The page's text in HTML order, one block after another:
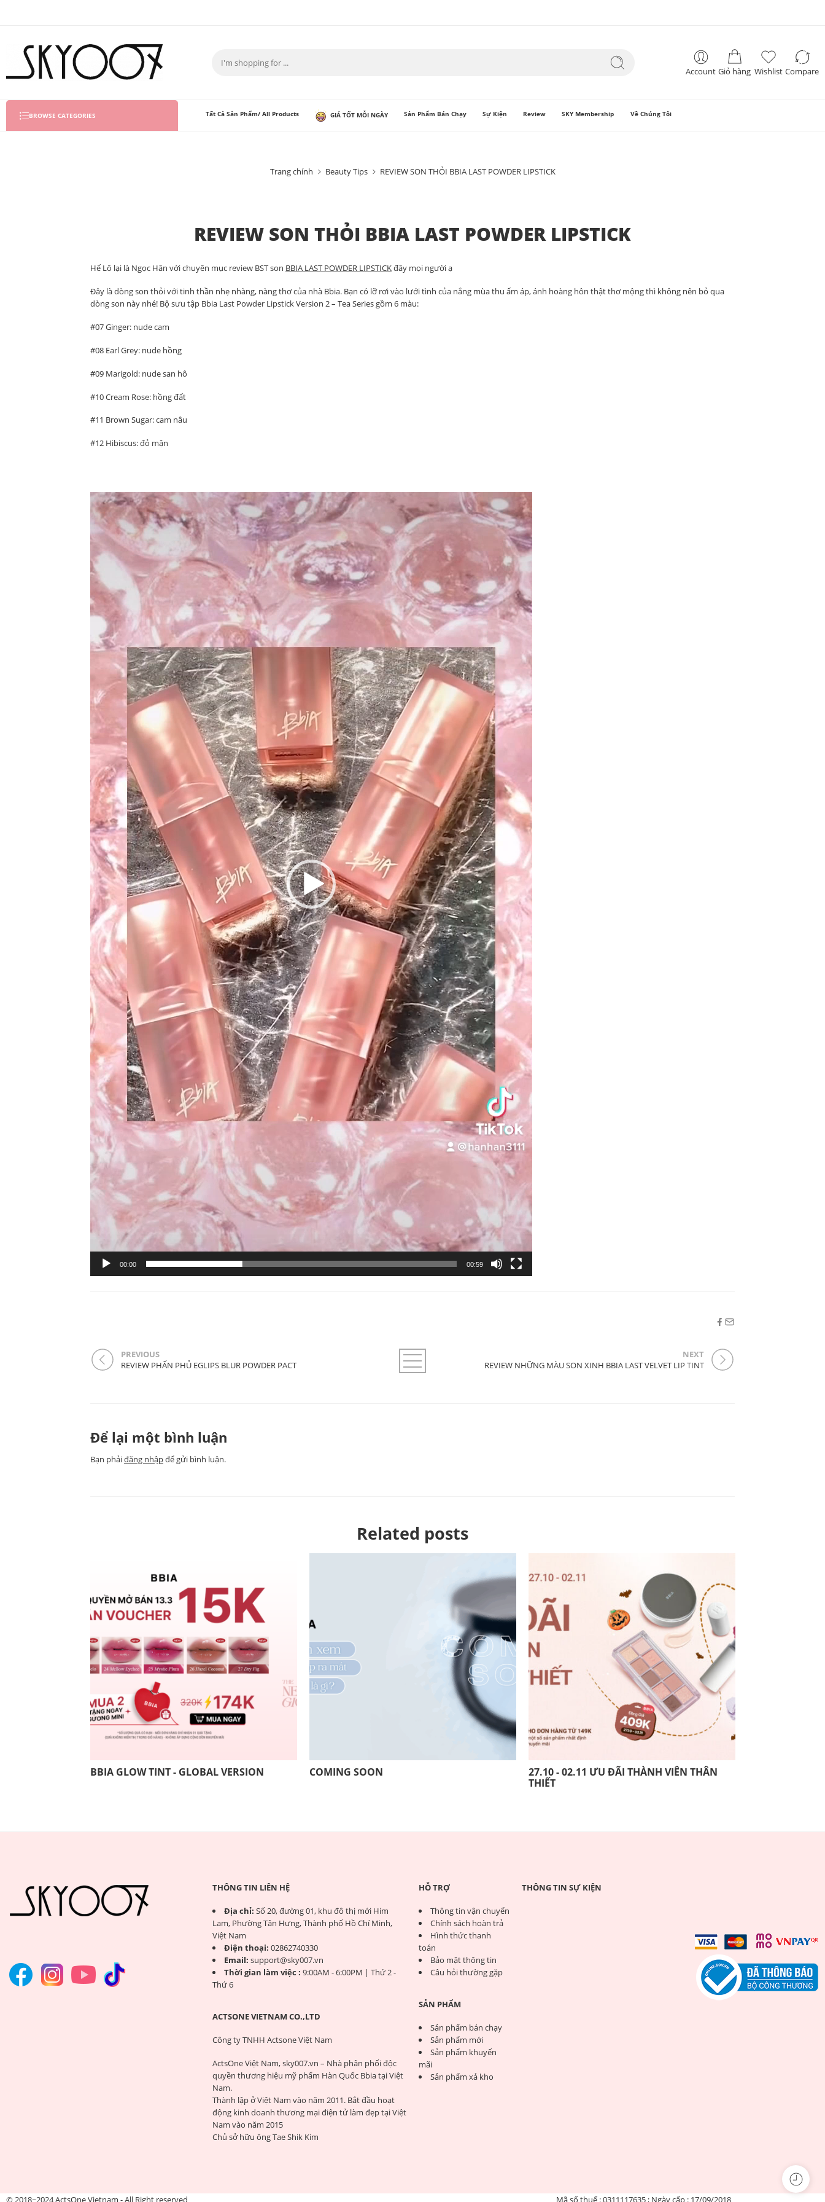
Account Giỏ hàng Wishlist Compare
BROWSE CATEGORIES Tất Cả Sản Phẩm/ All Products GIÁ TỐT MỖI NGÀY Sản Phẩm Bán Chạy Sự Kiện Review SKY Membership Về Chúng Tôi
Trang chính Beauty Tips REVIEW SON THỎI BBIA LAST POWDER LIPSTICK
REVIEW SON THỎI BBIA LAST POWDER LIPSTICK
Hế Lô lại là Ngọc Hân với chuyên mục review BST son BBIA LAST POWDER LIPSTICKđây mọi người ạ
Đây là dòng son thỏi với tinh thần nhẹ nhàng, nàng thơ của nhà Bbia. Bạn có lỡ rơi vào lưới tình của nắng mùa thu ấm áp, ánh hoàng hôn thật thơ mộng thì không nên bỏ qua
dòng son này nhé! Bộ sưu tập Bbia Last Powder Lipstick Version 2 – Tea Series gồm 6 màu:
#07 Ginger: nude cam
#08 Earl Grey: nude hồng
#09 Marigold: nude san hô
#10 Cream Rose: hồng đất
#11 Brown Sugar: cam nâu
#12 Hibiscus: đỏ mận
Trình
chơi
Video
00:00 00:59
PREVIOUS
REVIEW PHẤN PHỦ EGLIPS BLUR POWDER PACT
NEXT
REVIEW NHỮNG MÀU SON XINH BBIA LAST VELVET LIP TINT
Để lại một bình luận
Bạn phảiđăng nhậpđể gửi bình luận.
Related posts
BBIA GLOW TINT - GLOBAL VERSION COMING SOON
27.10 - 02.11 ƯU ĐÃI THÀNH VIÊN THÂN
THIẾT
THÔNG TIN LIÊN HỆ
Địa chỉ: Số 20, đường 01, khu đô thị mới Him
Lam, Phường Tân Hưng, Thành phố Hồ Chí Minh,
Việt Nam
Điện thoại: 02862740330
Email: support@sky007.vn
Thời gian làm việc : 9:00AM - 6:00PM | Thứ 2 -
Thứ 6
ACTSONE VIETNAM CO.,LTD
Công ty TNHH Actsone Việt Nam
ActsOne Việt Nam, sky007.vn – Nhà phân phối độc
quyền thương hiệu mỹ phẩm Hàn Quốc Bbia tại Việt
Nam.
Thành lập ở Việt Nam vào năm 2011. Bắt đầu hoạt
động kinh doanh thương mại điện tử làm đẹp tại Việt
Nam vào năm 2015
Chủ sở hữu ông Tae Shik Kim
HỖ TRỢ
Thông tin vận chuyển
Chính sách hoàn trả
Hình thức thanh
toán
Bảo mật thông tin
Câu hỏi thường gặp
SẢN PHẨM
Sản phẩm bán chạy
Sản phẩm mới
Sản phẩm khuyến
mãi
Sản phẩm xả kho
THÔNG TIN SỰ KIỆN
© 2018~2024 ActsOne Vietnam - All Right reserved Mã số thuế : 0311117635 ; Ngày cấp : 17/09/2018